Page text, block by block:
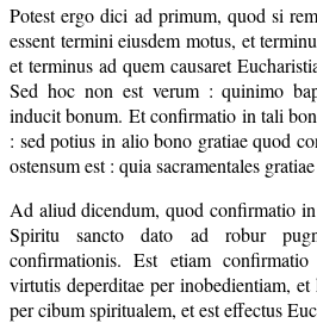
Potest ergo dici ad primum, quod si
essent termini eiusdem motus, et
et terminus ad quem causaret
Sed hoc non est verum : quinimo
inducit bonum. Et confirmatio in tali
: sed potius in alio bono gratiae quod
ostensum est : quia sacramentales
Ad aliud dicendum, quod confirmatio
Spiritu sancto dato ad robur
confirmationis. Est etiam
virtutis deperditae per inobedientiam,
per cibum spiritualem, et est effectus